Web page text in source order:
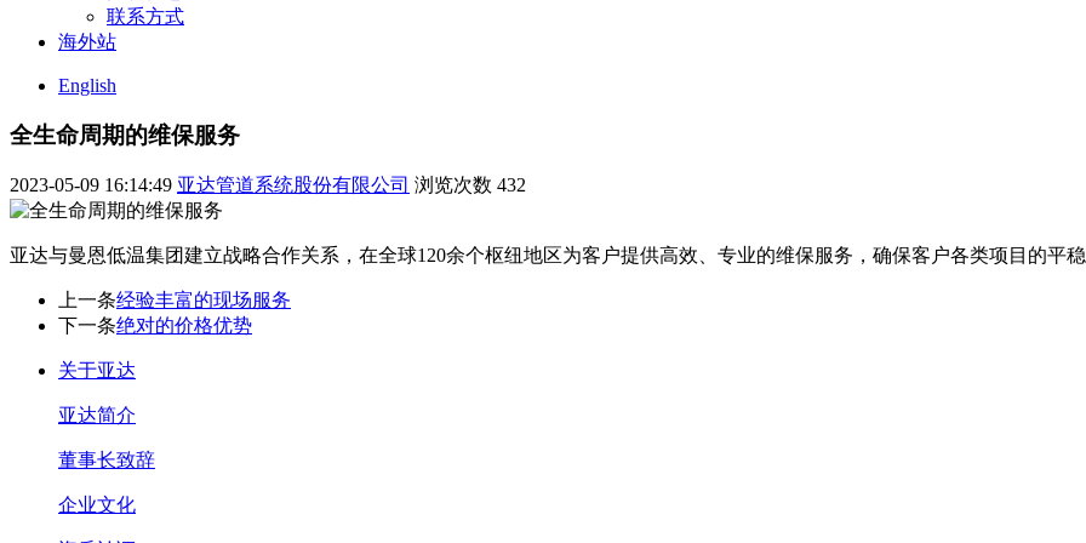
联系方式
海外站
English
全生命周期的维保服务
2023-05-09 16:14:49 亚达管道系统股份有限公司 浏览次数 432
亚达与曼恩低温集团建立战略合作关系，在全球120余个枢纽地区为客户提供高效、专业的维保服务，确保客户各类项目的平
上一条经验丰富的现场服务
下一条绝对的价格优势
关于亚达
亚达简介
董事长致辞
企业文化